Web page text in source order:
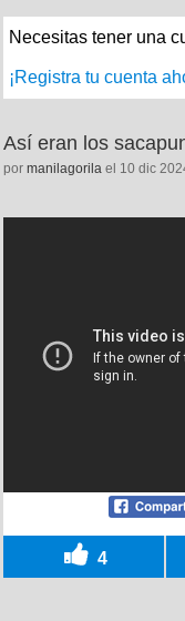
Necesitas tener una
¡Registra tu cuenta
Así eran los
por manilagorila el 10 dic
4